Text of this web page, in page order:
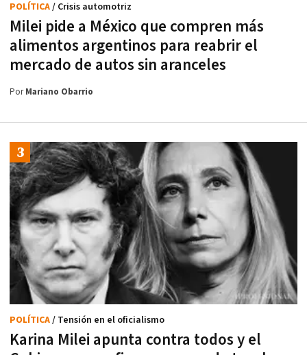
Milei pide a México que compren más
alimentos argentinos para reabrir el
mercado de autos sin aranceles
POLÍTICA/ Crisis automotriz
PorMariano Obarrio
Karina Milei apunta contra todos y el
POLÍTICA/ Tensión en el oficialismo